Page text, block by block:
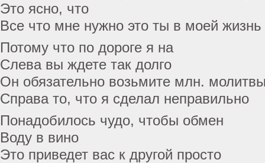
Это ясно, что
Все что мне нужно это ты в моей жизнь
Потому что по дороге я на
Слева вы ждете так долго
Он обязательно возьмите млн.
Справа то, что я сделал неправильно
Понадобилось чудо, чтобы обмен
Воду в вино
Это приведет вас к другой просто